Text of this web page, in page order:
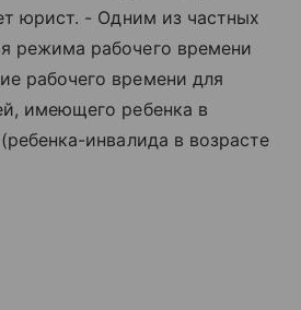
юрист. - Одним из частных
режима рабочего времени
рабочего времени для
имеющего ребенка в
инвалида в возрасте